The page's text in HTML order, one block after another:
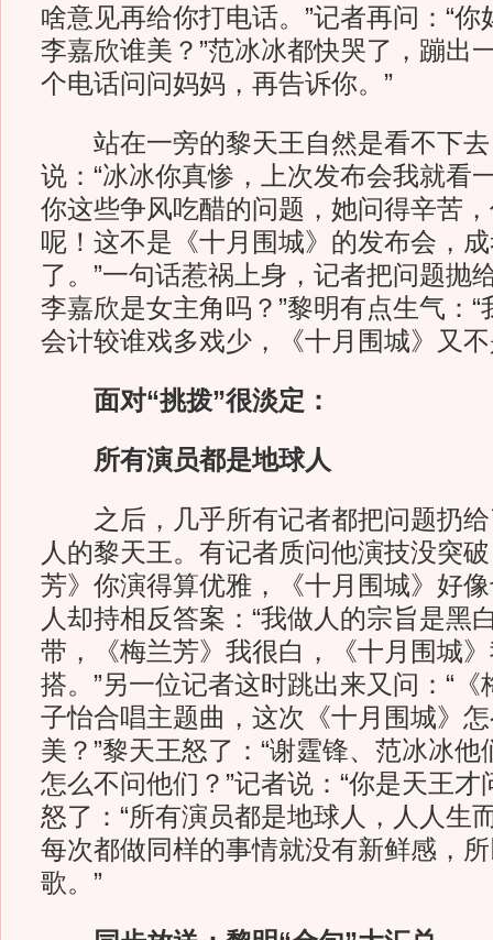
啥意见再给你打电话。”记者再问：“
李嘉欣谁美？”范冰冰都快哭了，蹦出
个电话问问妈妈，再告诉你。”
站在一旁的黎天王自然是看不下去
说：“冰冰你真惨，上次发布会我就看
你这些争风吃醋的问题，她问得辛苦
呢！这不是《十月围城》的发布会，
了。”一句话惹祸上身，记者把问题抛
李嘉欣是女主角吗？”黎明有点生气：
会计较谁戏多戏少，《十月围城》又
面对“挑拨”很淡定：
所有演员都是地球人
之后，几乎所有记者都把问题扔给
人的黎天王。有记者质问他演技没突
芳》你演得算优雅，《十月围城》好
人却持相反答案：“我做人的宗旨是黑
带，《梅兰芳》我很白，《十月围城
搭。”另一位记者这时跳出来又问：“
子怡合唱主题曲，这次《十月围城》
美？”黎天王怒了：“谢霆锋、范冰冰
怎么不问他们？”记者说：“你是天王才
怒了：“所有演员都是地球人，人人生
每次都做同样的事情就没有新鲜感，
歌。”